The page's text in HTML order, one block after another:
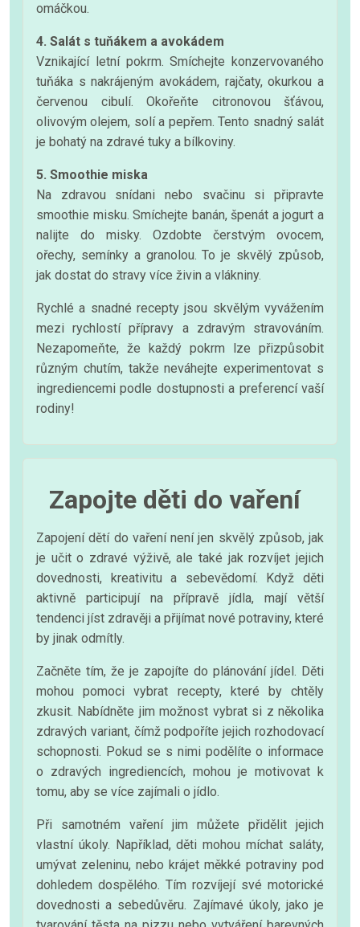
omáčkou.
4. Salát s tuňákem a avokádem
Vznikající letní pokrm. Smíchejte konzervovaného
tuňáka s nakrájeným avokádem, rajčaty, okurkou a
červenou cibulí. Okořeňte citronovou šťávou,
olivovým olejem, solí a pepřem. Tento snadný salát
je bohatý na zdravé tuky a bílkoviny.
5. Smoothie miska
Na zdravou snídani nebo svačinu si připravte
smoothie misku. Smíchejte banán, špenát a jogurt a
nalijte do misky. Ozdobte čerstvým ovocem,
ořechy, semínky a granolou. To je skvělý způsob,
jak dostat do stravy více živin a vlákniny.
Rychlé a snadné recepty jsou skvělým vyvážením
mezi rychlostí přípravy a zdravým stravováním.
Nezapomeňte, že každý pokrm lze přizpůsobit
různým chutím, takže neváhejte experimentovat s
ingrediencemi podle dostupnosti a preferencí vaší
rodiny!
Zapojte děti do vaření
Zapojení dětí do vaření není jen skvělý způsob, jak
je učit o zdravé výživě, ale také jak rozvíjet jejich
dovednosti, kreativitu a sebevědomí. Když děti
aktivně participují na přípravě jídla, mají větší
tendenci jíst zdravěji a přijímat nové potraviny, které
by jinak odmítly.
Začněte tím, že je zapojíte do plánování jídel. Děti
mohou pomoci vybrat recepty, které by chtěly
zkusit. Nabídněte jim možnost vybrat si z několika
zdravých variant, čímž podpoříte jejich rozhodovací
schopnosti. Pokud se s nimi podělíte o informace
o zdravých ingrediencích, mohou je motivovat k
tomu, aby se více zajímali o jídlo.
Při samotném vaření jim můžete přidělit jejich
vlastní úkoly. Například, děti mohou míchat saláty,
umývat zeleninu, nebo krájet měkké potraviny pod
dohledem dospělého. Tím rozvíjejí své motorické
dovednosti a sebedůvěru. Zajímavé úkoly, jako je